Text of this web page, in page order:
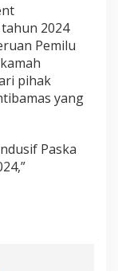
2024
Pemilu
pihak
yang
Paska